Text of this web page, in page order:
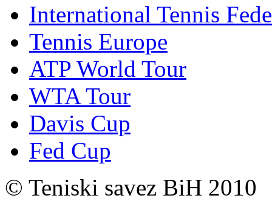
International Tennis
Tennis Europe
ATP World Tour
WTA Tour
Davis Cup
Fed Cup
© Teniski savez BiH 2010